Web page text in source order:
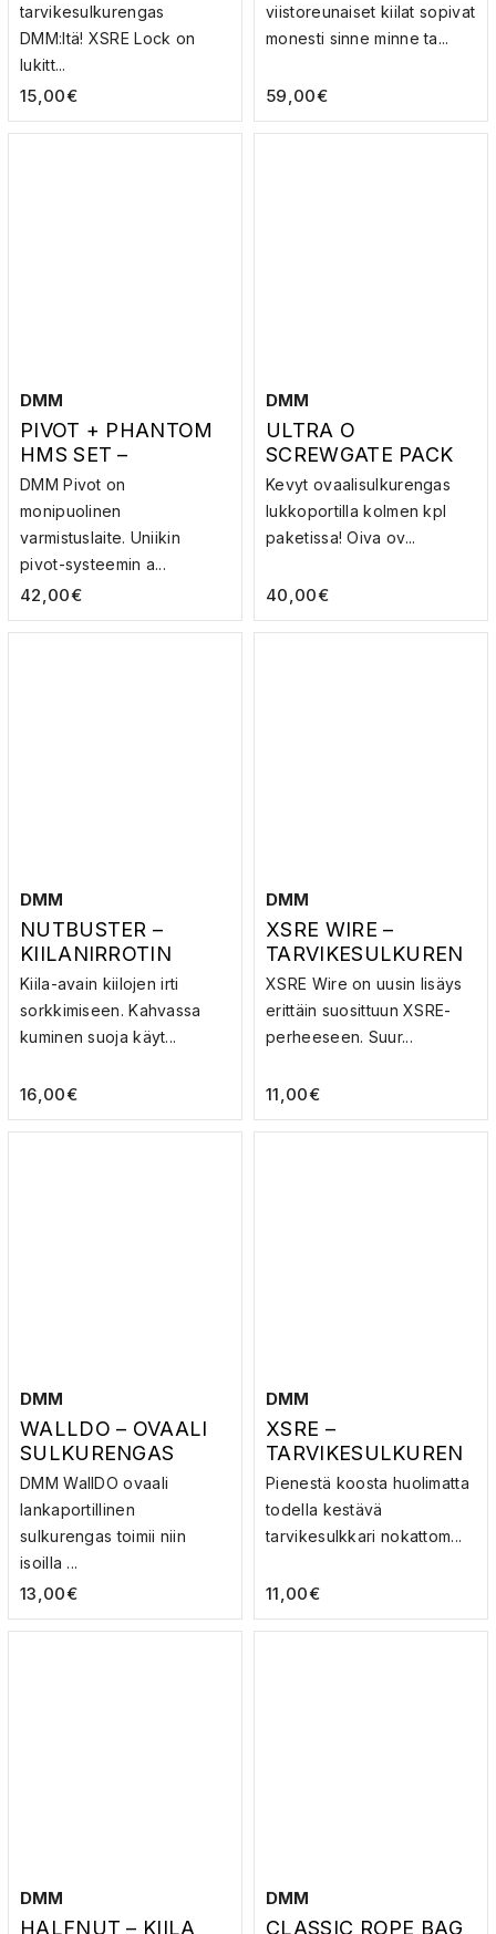
tarvikesulkurengas
DMM:ltä! XSRE Lock on
lukitt...
15,00€
viistoreunaiset kiilat sopivat
monesti sinne minne ta...
59,00€
DMM
PIVOT + PHANTOM
HMS SET –
VARMISTUSLAITE
DMM Pivot on
monipuolinen
varmistuslaite. Uniikin
pivot-systeemin a...
42,00€
DMM
ULTRA O
SCREWGATE PACK
OF 3 –
SULKURENGAS
Kevyt ovaalisulkurengas
lukkoportilla kolmen kpl
paketissa! Oiva ov...
40,00€
DMM
NUTBUSTER –
KIILANIRROTIN
Kiila-avain kiilojen irti
sorkkimiseen. Kahvassa
kuminen suoja käyt...
16,00€
DMM
XSRE WIRE –
TARVIKESULKUREN
GAS
XSRE Wire on uusin lisäys
erittäin suosittuun XSRE-
perheeseen. Suur...
11,00€
DMM
WALLDO – OVAALI
SULKURENGAS
DMM WallDO ovaali
lankaportillinen
sulkurengas toimii niin
isoilla ...
13,00€
DMM
XSRE –
TARVIKESULKUREN
GAS
Pienestä koosta huolimatta
todella kestävä
tarvikesulkkari nokattom...
11,00€
DMM
HALFNUT – KIILA
DMM
CLASSIC ROPE BAG